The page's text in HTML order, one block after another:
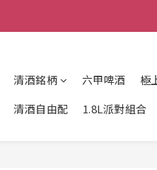
清酒銘柄 六甲啤酒
極
清酒自由配 1.8L派對組合